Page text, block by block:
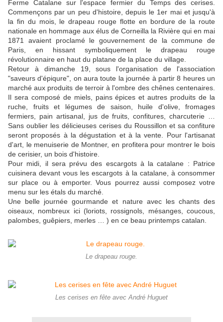
Ferme Catalane sur l'espace fermier du Temps des cerises.
Commençons par un peu d'histoire, depuis le 1er mai et jusqu'à
la fin du mois, le drapeau rouge flotte en bordure de la route
nationale en hommage aux élus de Corneilla la Rivière qui en mai
1871 avaient proclamé le gouvernement de la commune de
Paris, en hissant symboliquement le drapeau rouge
révolutionnaire en haut du platane de la place du village.
Retour à dimanche 19, sous l'organisation de l'association
"saveurs d'épiqure", on aura toute la journée à partir 8 heures un
marché aux produits de terroir à l'ombre des chênes centenaires.
Il sera composé de miels, pains épices et autres produits de la
ruche, fruits et légumes de saison, huile d'olive, fromages
fermiers, pain artisanal, jus de fruits, confitures, charcuterie …
Sans oublier les délicieuses cerises du Roussillon et sa confiture
seront proposés à la dégustation et à la vente. Pour l'artisanat
d'art, le menuiserie de Montner, en profitera pour montrer le bois
de cerisier, un bois d'histoire.
Pour midi, il sera prévu des escargots à la catalane : Patrice
cuisinera devant vous les escargots à la catalane, à consommer
sur place ou à emporter. Vous pourrez aussi composez votre
menu sur les étals du marché.
Une belle journée gourmande et nature avec les chants des
oiseaux, nombreux ici (loriots, rossignols, mésanges, coucous,
palombes, guêpiers, merles … ) en ce beau printemps catalan.
Le drapeau rouge.
Les cerises en fête avec André Huguet